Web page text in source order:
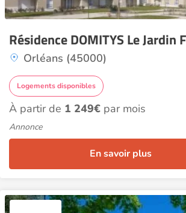
Résidence DOMITYS Le Jardin
Orléans (45000)
Logements disponibles
À partir de 1 249€ par mois
Annonce
En savoir plus